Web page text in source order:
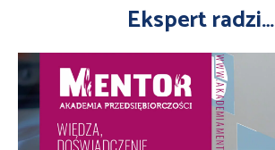
Ekspert radzi…